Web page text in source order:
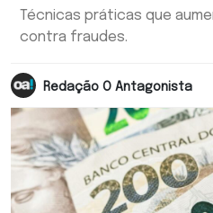
Técnicas práticas que
contra fraudes.
Redação O Antagonista